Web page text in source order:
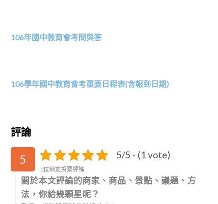
106年國中教育會考問與答
106學年國中教育會考重要日程表(含報到日期)
評論
5 5/5 - (1 vote)
1位網友投票評論
關於本文評論的商家、商品、景點、議題、方
法，你給幾顆星呢？